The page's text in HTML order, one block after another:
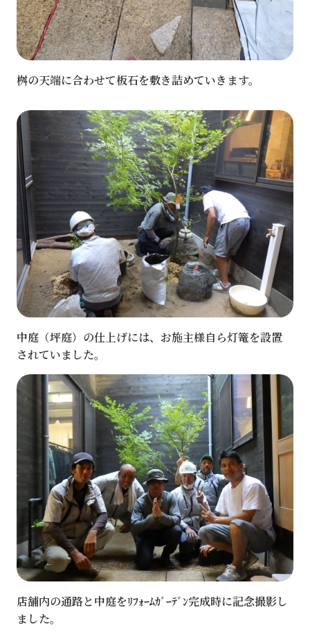
桝の天端に合わせて板石を敷き詰めていきます。
中庭（坪庭）の仕上げには、お施主様自ら灯篭を設置
されていました。
店舗内の通路と中庭をﾘﾌｫｰﾑｶﾞｰﾃﾞﾝ完成時に記念撮影し
ました。